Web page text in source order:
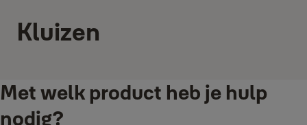
Kluizen
Met welk product heb je hulp
nodig?